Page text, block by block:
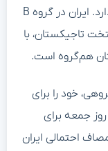
نسبتا دشواری در مرحله گروهی پیش رو دارد. ایران در گروه B
تاجیکستان، با
هم‌گروه است.
خود را برای
جمعه برای
احتمالی ایران